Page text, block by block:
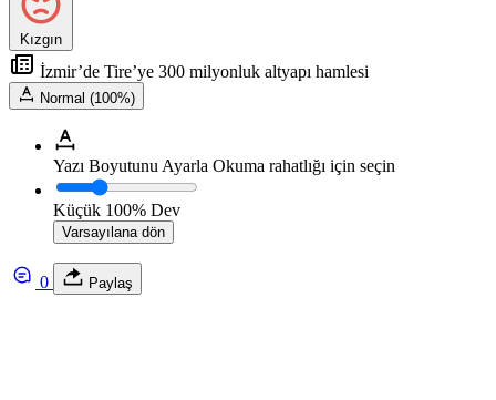
Kızgın
İzmir’de Tire’ye 300 milyonluk altyapı hamlesi
Normal (100%)
Yazı Boyutunu Ayarla Okuma rahatlığı için seçin
Küçük 100% Dev
Varsayılana dön
0 Paylaş